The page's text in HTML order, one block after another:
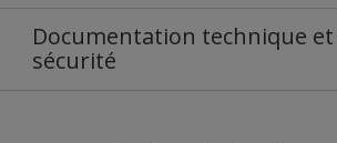
Documentation technique et
sécurité